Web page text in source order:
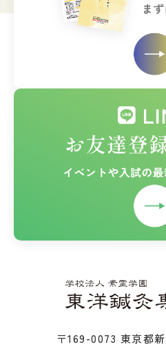
〒169-0073 東京都